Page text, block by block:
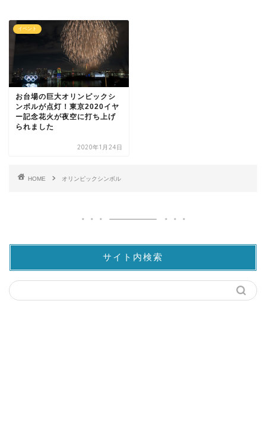
イベント
お台場の巨大オリンピックシ
ンボルが点灯！東京2020イヤ
ー記念花火が夜空に打ち上げ
られました
2020年1月24日
HOME オリンピックシンボル
サイト内検索